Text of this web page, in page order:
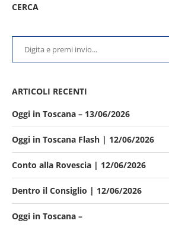
CERCA
ARTICOLI RECENTI
Oggi in Toscana – 13/06/2026
Oggi in Toscana Flash | 12/06/2026
Conto alla Rovescia | 12/06/2026
Dentro il Consiglio | 12/06/2026
Oggi in Toscana –